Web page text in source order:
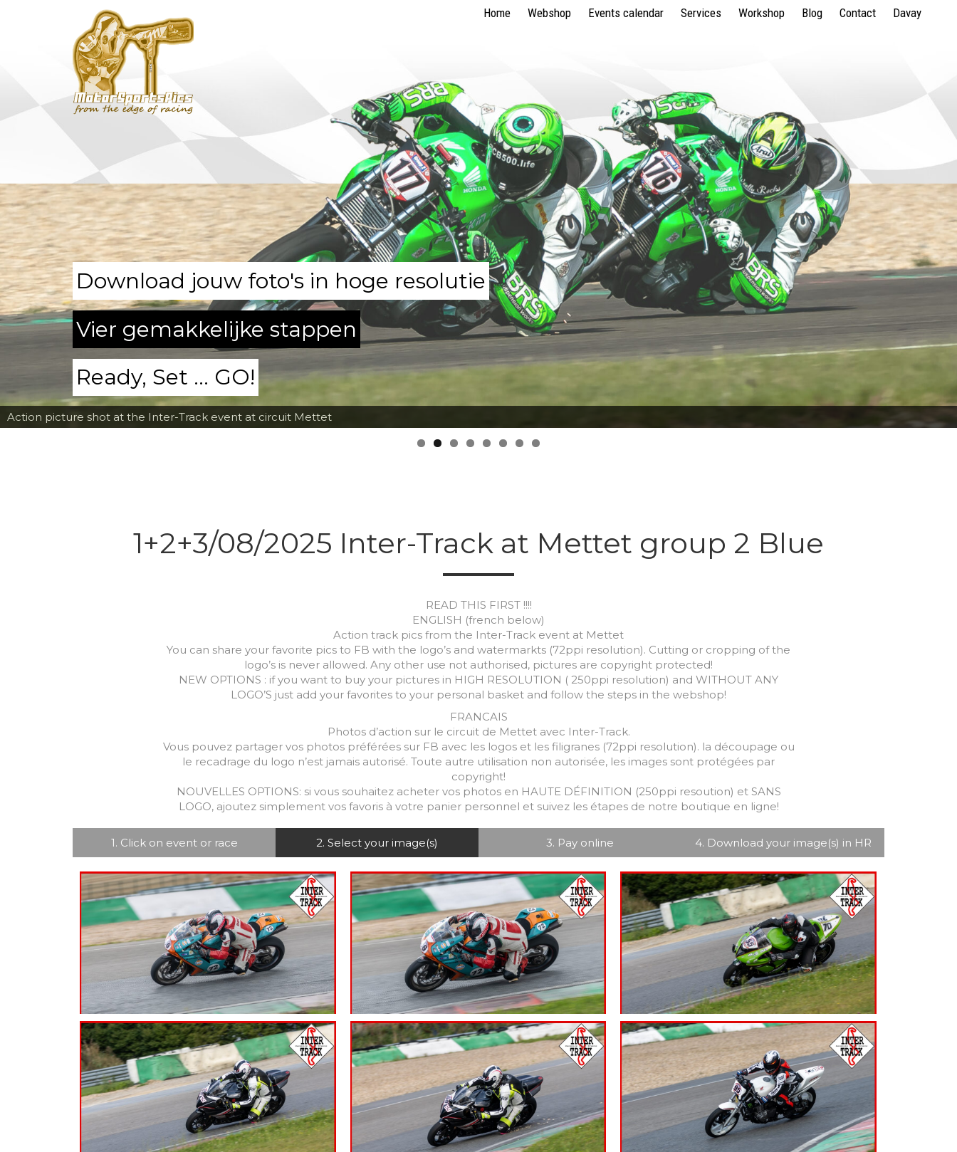
Home Webshop Events calendar Services Workshop Blog Contact Davay
Fred Fiorentino going down the corkscrew at Mettet with a big jump on his KTM RC08 by MotorSportsPics
Download jouw foto's in hoge resolutie
Vier gemakkelijke stappen
Ready, Set ... GO!
1+2+3/08/2025 Inter-Track at Mettet group 2 Blue
READ THIS FIRST !!!!
ENGLISH (french below)
Action track pics from the Inter-Track event at Mettet
You can share your favorite pics to FB with the logo’s and watermarkts (72ppi resolution). Cutting or cropping of the
logo’s is never allowed. Any other use not authorised, pictures are copyright protected!
NEW OPTIONS : if you want to buy your pictures in HIGH RESOLUTION ( 250ppi resolution) and WITHOUT ANY
LOGO’S just add your favorites to your personal basket and follow the steps in the webshop!
FRANCAIS
Photos d’action sur le circuit de Mettet avec Inter-Track.
Vous pouvez partager vos photos préférées sur FB avec les logos et les filigranes (72ppi resolution). la découpage ou
le recadrage du logo n’est jamais autorisé. Toute autre utilisation non autorisée, les images sont protégées par
copyright!
NOUVELLES OPTIONS: si vous souhaitez acheter vos photos en HAUTE DÉFINITION (250ppi resoution) et SANS
LOGO, ajoutez simplement vos favoris à votre panier personnel et suivez les étapes de notre boutique en ligne!
1. Click on event or race 2. Select your image(s) 3. Pay online 4. Download your image(s) in HR
€ 7.99 € 7.99 € 7.99
€ 7.99 € 7.99 € 7.99